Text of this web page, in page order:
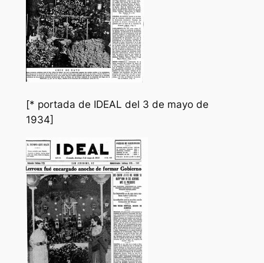
[* portada de IDEAL del 3 de mayo de
1934]